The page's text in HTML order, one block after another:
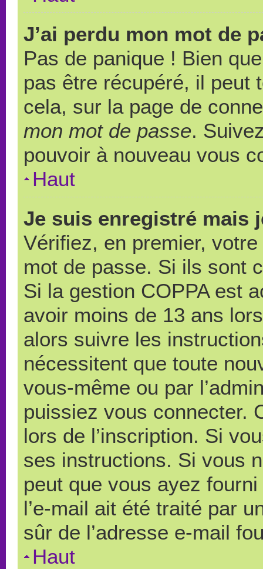
J’ai perdu mon mot de
Pas de panique ! Bien
pas être récupéré, il peut
cela, sur la page de
mon mot de passe.
pouvoir à nouveau vous
Haut
Je suis enregistré mais
Vérifiez, en premier,
mot de passe. Si ils sont
Si la gestion COPPA est
avoir moins de 13 ans
alors suivre les
nécessitent que toute
vous-même ou par
puissiez vous connecter.
lors de l’inscription. Si
ses instructions. Si vous
peut que vous ayez
l’e-mail ait été traité par
sûr de l’adresse e-mail
Haut